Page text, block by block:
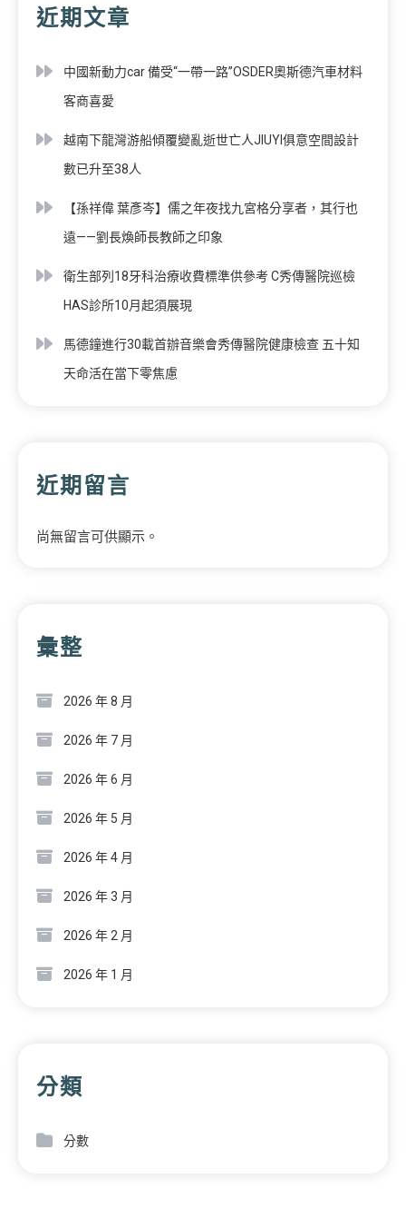
近期文章
中國新動力car 備受“一帶一路”OSDER奧斯德汽車材料
客商喜愛
越南下龍灣游船傾覆變亂逝世亡人JIUYI俱意空間設計
數已升至38人
【孫祥偉 葉彥岑】儒之年夜找九宮格分享者，其行也
遠——劉長煥師長教師之印象
衛生部列18牙科治療收費標準供參考 C秀傳醫院巡檢
HAS診所10月起須展現
馬德鐘進行30載首辦音樂會秀傳醫院健康檢查 五十知
天命活在當下零焦慮
近期留言
尚無留言可供顯示。
彙整
2026 年 8 月
2026 年 7 月
2026 年 6 月
2026 年 5 月
2026 年 4 月
2026 年 3 月
2026 年 2 月
2026 年 1 月
分類
分數